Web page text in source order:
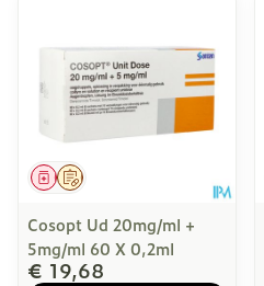
Op voorschrift
Geneesmiddel
Cosopt Ud 20mg/ml +
5mg/ml 60 X 0,2ml
€ 19,68